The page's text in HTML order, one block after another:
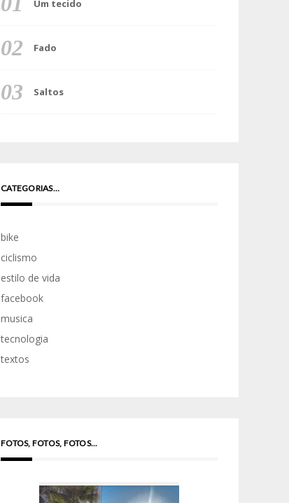
Um tecido
Fado
Saltos
CATEGORIAS…
bike
ciclismo
estilo de vida
facebook
musica
tecnologia
textos
FOTOS, FOTOS, FOTOS...